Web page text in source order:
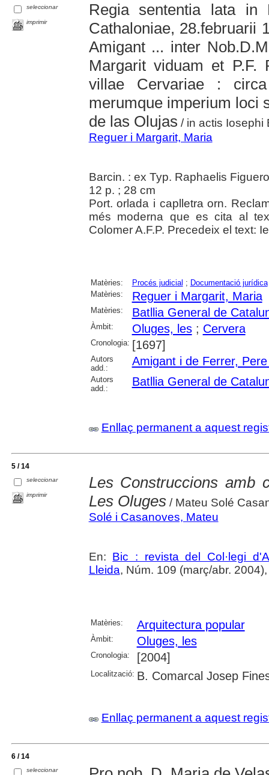
seleccionar
imprimir
Regia sententia lata in
Cathaloniae, 28.februarii
Amigant ... inter
Margarit viduam et P.F.
villae Cervariae : circa
merumque imperium loci
de las Olujas / in actis Iosephi
Reguer i Margarit, Maria
Barcin. : ex Typ. Raphaelis
12 p. ; 28 cm
Port. orlada i caplletra orn.
més moderna que es cita al
Colomer A.F.P. Precedeix el text:
Matèries: Procés judicial ; Documentació jurídica
Matèries:
Reguer i Margarit, Maria
Matèries: Batllia General de
Àmbit: Oluges, les; Cervera
Cronologia: [1697]
Autors
add.:
Amigant i de Ferrer,
Autors
add.:
Batllia General de
Enllaç permanent a aquest
5 / 14
seleccionar
imprimir
Les Construccions amb
Les Oluges/ Mateu Solé
Solé i Casanoves, Mateu
En: Bic : revista del Col·legi
Lleida, Núm. 109 (març/abr.
Matèries: Arquitectura popular
Àmbit: Oluges, les
Cronologia: [2004]
Localització: B. Comarcal Josep
Enllaç permanent a aquest
6 / 14
seleccionar